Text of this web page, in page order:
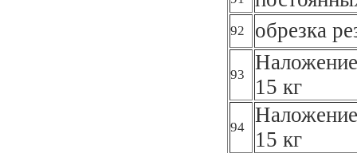
92 обрезка
93
15 кг
94
15 кг